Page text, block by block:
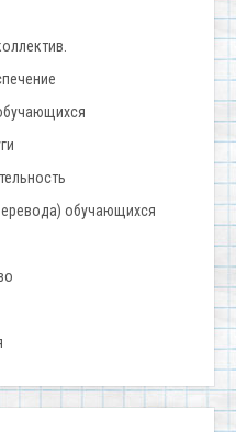
обучающихся